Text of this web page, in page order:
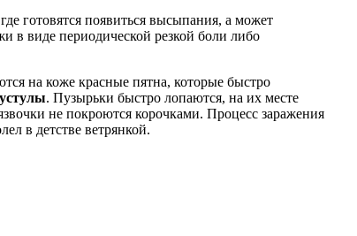
готовятся появиться высыпания, а может
в виде периодической резкой боли либо
на коже красные пятна, которые быстро
. Пузырьки быстро лопаются, на их месте
не покроются корочками. Процесс заражения
в детстве ветрянкой.